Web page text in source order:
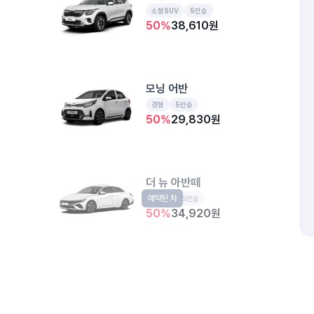
소형SUV 5인승
50%38,610원
모닝 어반
경형 5인승
50%29,830원
더 뉴 아반떼
준중형 5인승
50%34,920원
예약된 차